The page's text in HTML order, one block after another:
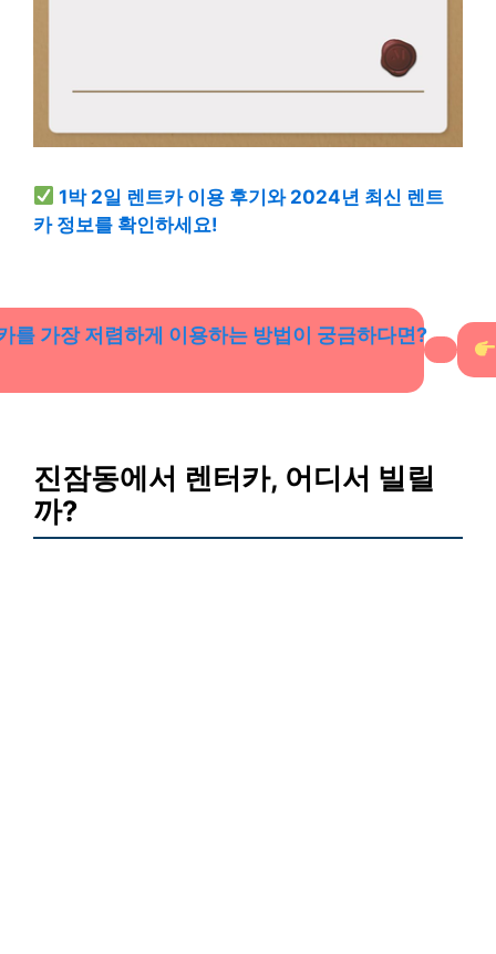
1박 2일 렌트카 이용 후기와 2024년 최신 렌트
카 정보를 확인하세요!
를 가장 저렴하게 이용하는 방법이 궁금하다면?
진잠동에서 렌터카, 어디서 빌릴
까?